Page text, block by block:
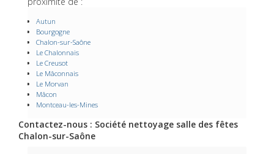
Autun
Bourgogne
Chalon-sur-Saône
Le Chalonnais
Le Creusot
Le Mâconnais
Le Morvan
Mâcon
Montceau-les-Mines
Contactez-nous : Société nettoyage salle des fêtes
Chalon-sur-Saône